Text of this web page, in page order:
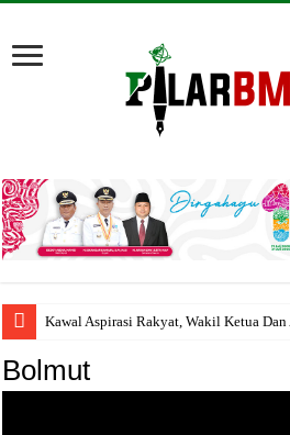
Kawal Aspirasi Rakyat, Wakil Ketua
Bolmut